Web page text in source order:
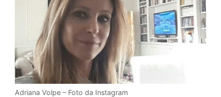
Adriana Volpe – Foto da Instagram